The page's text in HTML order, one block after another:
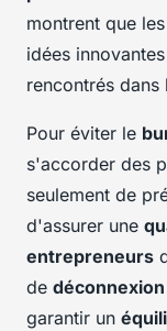
montrent que
idées
rencontrés dans
Pour éviter le
s'accorder des
seulement de
d'assurer une
entrepreneurs
de déconnexion
garantir un